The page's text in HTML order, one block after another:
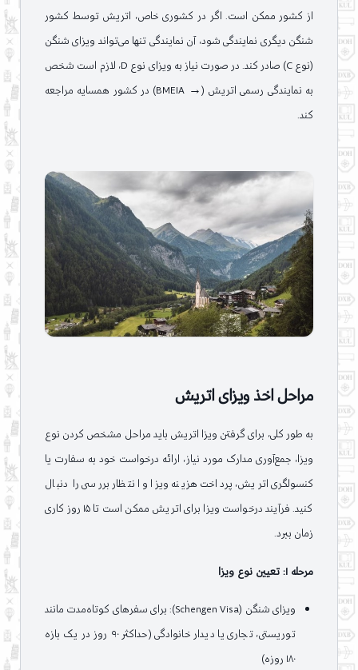
از کشور ممکن است. اگر در کشوری خاص، اتریش توسط کشور
شنگن دیگری نمایندگی شود، آن نمایندگی تنها می‌تواند ویزای شنگن
(نوع C) صادر کند. در صورت نیاز به ویزای نوع D، لازم است شخص
به نمایندگی رسمی اتریش (→ BMEIA) در کشور همسایه مراجعه
کند.
مراحل اخذ ویزای اتریش
به طور کلی، برای گرفتن ویزا اتریش باید مراحل مشخص کردن نوع
ویزا، جمع‌آوری مدارک مورد نیاز، ارائه درخواست خود به سفارت یا
کنسولگری اتریش، پرداخت هزینه ویزا و انتظار بررسی را دنبال
کنید. فرآیند درخواست ویزا برای اتریش ممکن است تا ۱۵ روز کاری
زمان ببرد.
مرحله ۱: تعیین نوع ویزا
ویزای شنگن (Schengen Visa): برای سفرهای کوتاه‌مدت مانند
توریستی، تجاری یا دیدار خانوادگی (حداکثر ۹۰ روز در یک بازه
۱۸۰ روزه)